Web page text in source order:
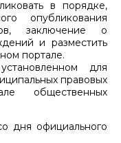
в порядке,
опубликования
заключение о
и разместить
портале.
для
правовых
общественных
дня официального